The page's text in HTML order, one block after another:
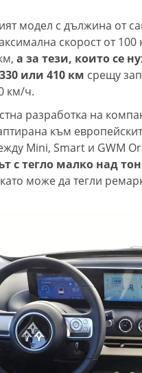
модел с дължина от
скорост от
а за тези, които се
или 410 км срещу
км/ч.
разработка на
към
Mini, Smart и GWM
с тегло малко над
може да тегли